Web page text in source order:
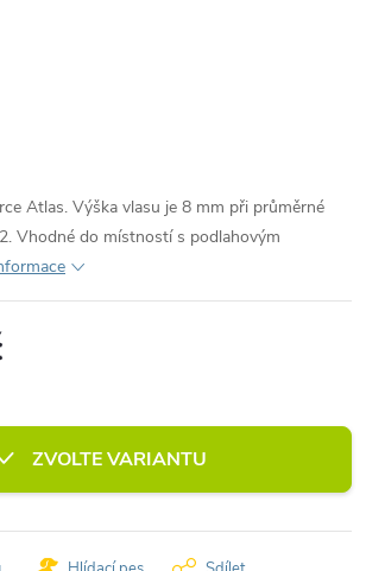
Atlas. Výška vlasu je 8 mm při průměrné
Vhodné do místností s podlahovým
ZVOLTE VARIANTU